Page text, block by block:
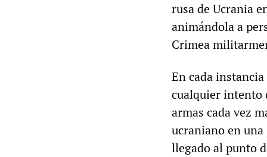
rusa de Ucrania
animándola a
Crimea
En cada instancia
cualquier intento
armas cada vez
ucraniano en
llegado al punto